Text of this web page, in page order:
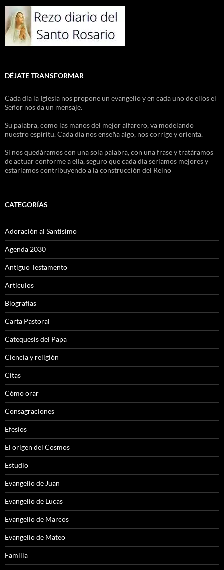
DÉJATE TRANSFORMAR
Cada día la Iglesia nos propone un evangelio y en cada uno de ellos el
Señor nos da un mensaje.
Su palabra, como las manos del mejor alfarero, va modelando
nuestro espíritu. Cada día nos enseña algo, nos corrige y orienta.
Si nos quedáramos con una sola palabra, con una frase y tratáramos
de actuar conforme a ella, seguro que cada día seríamos mejores y
estaríamos contribuyendo a la construcción del Reino
CATEGORÍAS
Adoración al Santísimo
Agenda 2030
Antiguo Testamento
Artículos
Biografías
Carta Pastoral
Catequesis del Papa
Ciencia y religión
Citas
Cómo orar
Consagraciones
Efesios
El origen del Cosmos
Estudio
Evangelio de Juan
Evangelio de Lucas
Evangelio de Marcos
Evangelio de Mateo
Familia